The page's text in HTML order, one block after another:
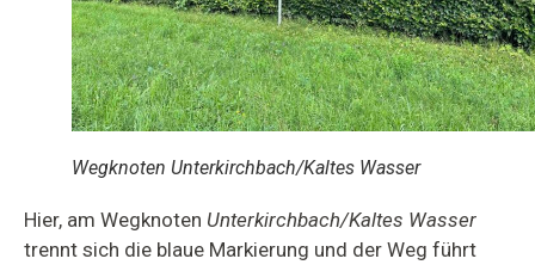
Wegknoten Unterkirchbach/Kaltes Wasser
Hier, am Wegknoten Unterkirchbach/Kaltes Wasser
trennt sich die blaue Markierung und der Weg führt